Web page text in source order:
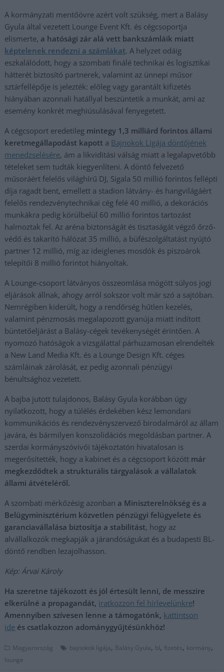
A kormányzati mentőövre azért volt szükség, mert a Balásy
Gyula által vezetett Lounge Event Kft. és cégcsoportja
elismerte, a hatósági zár alá vett bankszámláik miatt
képtelenek rendezni a számlákat. A helyzet odáig
eszkalálódott, hogy a szombati finálé technikai és logisztikai
hátterét biztosító partnerek, valamint az ünnepi műsor
sztárfellépője is jelezték: előleg vagy garantált kifizetés
hiányában azonnali hatállyal beszüntetik a munkát, ami az
esemény konkrét meghiúsulásával fenyegetett.
A cégcsoport eredetileg mintegy 1,3 milliárd forintos állami
keretmegállapodást kapott a Bajnokok Ligája döntőjének
menedzselésére, ám a likviditási válság miatt a legalapvetőbb
tételeket sem tudták kiegyenlíteni. A döntő felvezető
műsoráért felelős világhírű DJ, Sigala 50 millió forintos fellépti
díja ragadt bent, emellett a stadion látvány- és hangvilágáért
felelős rendezvénytechnikai cég felé 40 millió, a dekorációs
munkákra pedig körülbelül 60 millió forintos tartozást
halmoztak fel. Az aréna biztonságát és tisztaságát végző őrző-
védő és takarító hálózat 35 millió, a büfészolgáltatást nyújtó
partner 12 millió, míg az ideiglenes mosdók és piszoárok
telepítői 8 millió forintot hiányoltak.
A Lounge-csoport látványos összeomlása mögött súlyos jogi
eljárások állnak, ahogy arról sokszor volt már szó a sajtóban.
Nemrégiben kiderült, hogy a rendőrség hűtlen kezelés,
valamint pénzmosás megalapozott gyanúja miatt indított
büntetőeljárást a Balásy-cégek tevékenységét érintően. A
nyomozó hatóságok a vizsgálattal párhuzamosan elrendelték
a New Land Media Kft. és a Lounge Design Kft. céges
számláinak zárolását, ez pedig azonnali pénzügyi
bénultsághoz vezetett.
A bajba jutott tulajdonos, Balásy Gyula korábban úgy
nyilatkozott, hogy a túlélés érdekében kész lemondani
kommunikációs és rendezvényszervező birodalmáról az állam
javára, és bármilyen konszolidációs megoldásban partner. A
szerdai kormányszóvivői tájékoztatón hivatalosan is
megerősítették, hogy a kabinet és a cégcsoport között már
megkezdődtek a strukturális tárgyalások a vállalatok
állami átvételéről.
A szombati mérkőzésig azonban a Miniszterelnökség és a
Belügyminisztérium közvetlen pénzügyi felügyelete és
garanciavállalása biztosítja a stabilitást, hogy az
alvállalkozók megkapják a járandóságukat és a budapesti BL-
döntő rendben lezajolhasson.
Kép: Árvai Károly
Ha szeretne tájékozott és jól értesült lenni, de messzire
elkerülné a propagandát, iratkozzon fel hírlevelünkre!
Amennyiben szívesen lenne a támogatónk, kattintson
ide és csatlakozzon adománygyűjtésünkhöz!
Magyarország bajnokok ligája, Balásy Gyula, bl, fizetés, kormány,
lounge